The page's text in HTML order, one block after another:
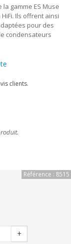
gamme ES Muse
Ils offrent ainsi
pour des
condensateurs
clients.
Référence : 8515
+